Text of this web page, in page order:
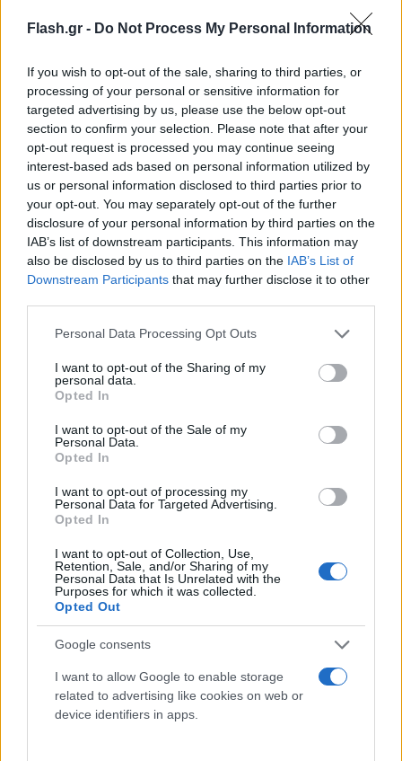
Flash.gr - Do Not Process My Personal Information
If you wish to opt-out of the sale, sharing to third parties, or
processing of your personal or sensitive information for
targeted advertising by us, please use the below opt-out
section to confirm your selection. Please note that after your
opt-out request is processed you may continue seeing
interest-based ads based on personal information utilized by
us or personal information disclosed to third parties prior to
your opt-out. You may separately opt-out of the further
disclosure of your personal information by third parties on the
IAB’s list of downstream participants. This information may
also be disclosed by us to third parties on the IAB’s List of
Downstream Participants that may further disclose it to other
Please note that this website/app uses one or more Google
not limited to your visit or usage behaviour. You may click to
grant or deny consent to Google and its third-party tags to
use your data for below specified purposes in below Google
consent section.
Personal Data Processing Opt Outs
I want to opt-out of the Sharing of my
personal data.
Opted In
I want to opt-out of the Sale of my
Personal Data.
Opted In
I want to opt-out of processing my
Personal Data for Targeted Advertising.
Opted In
I want to opt-out of Collection, Use,
Retention, Sale, and/or Sharing of my
Personal Data that Is Unrelated with the
Purposes for which it was collected.
Opted Out
Google consents
I want to allow Google to enable storage
related to advertising like cookies on web or
device identifiers in apps.
στο πίσω κάθισμα υπήρχαν βαλίτσες, μιας και το
ζευγάρι θα ταξιδέψει για Πάρο, όπου είναι
Αθηνάς Οικονομάκου και του Μπρούνο Τσερέλα.